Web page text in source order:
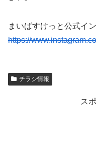
まいばすけっと公式イ
https://
チラシ情報
ス